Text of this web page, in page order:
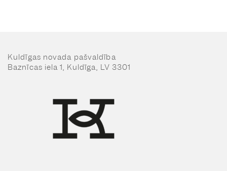
Kuldīgas novada pašvaldība
Baznīcas iela 1, Kuldīga, LV 3301